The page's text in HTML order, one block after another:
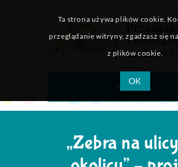
Menu
„Zebra na
Ta strona używa plików cookie.
przeglądanie witryny, zgadzasz się
z plików cookie.
OK